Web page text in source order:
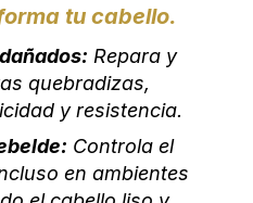
tu cabello.
Repara y
quebradizas,
y resistencia.
Controla el
en ambientes